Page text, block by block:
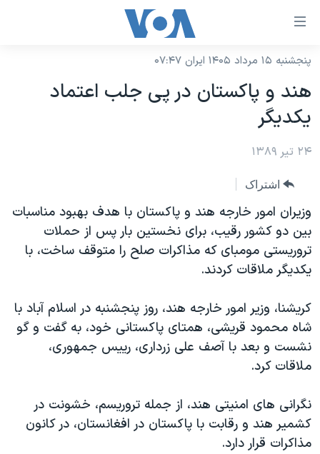
لینکهای
دسترسی
جهش
محتوای
اصلی
صفحه
اصلی
جهش
به
جستجو
نسخه سبک وب‌سایت
موضوع ها
ایران
آمریکا
جهان
ورزشی
گزیده‌ها
ویدیوها
فرهنگ و زندگی
حقوق شهروندی
علم و فناوری
اسرائیل در جنگ
برنامه های تلویزیونی
جدول برنامه ها
صفحه‌های ویژه
جام جهانی ۲۰۲۶
عملیات خشم حماسی
بایگانی برنامه‌های تلویزیونی
مستندها
انتخابات ریاست جمهوری آمریکا ۲۰۲۴
رمز مهسا
ورزش زنان در ایران
فرکانس‌های صدای آمریکا
پخش رادیویی
دنبال کنید
زبانهای مختلف
پنجشنبه ۱۵ مرداد ۱۴۰۵ ایران ۰۷:۴۷
هند و پاکستان در پی جلب اعتماد
یکدیگر
۲۴ تیر ۱۳۸۹
اشتراک
وزیران امور خارجه هند و پاکستان با هدف بهبود مناسبات
بین دو کشور رقیب، برای نخستین بار پس از حملات
تروریستی مومبای که مذاکرات صلح را متوقف ساخت، با
یکدیگر ملاقات کردند.
کریشنا، وزیر امور خارجه هند، روز پنجشنبه در اسلام آباد با
شاه محمود قریشی، همتای پاکستانی خود، به گفت و گو
نشست و بعد با آصف علی زرداری، رییس جمهوری،
ملاقات کرد.
نگرانی های امنیتی هند، از جمله تروریسم، خشونت در
کشمیر هند و رقابت با پاکستان در افغانستان، در کانون
مذاکرات قرار دارد.